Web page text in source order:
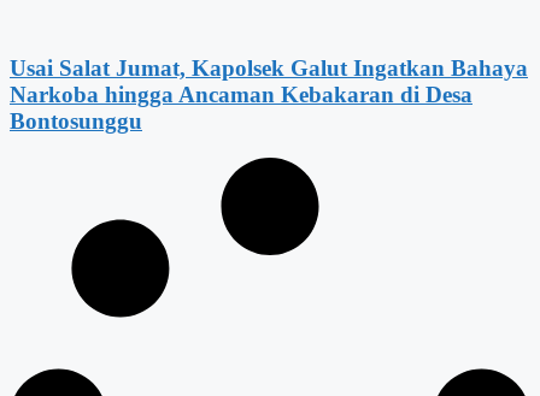
Usai Salat Jumat, Kapolsek Galut Ingatkan Bahaya
Narkoba hingga Ancaman Kebakaran di Desa
Bontosunggu